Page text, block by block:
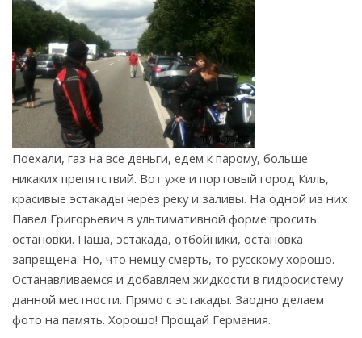
Поехали, газ на все деньги, едем к парому, больше
никаких препятствий. Вот уже и портовый город Киль,
красивые эстакады через реку и заливы. На одной из них
Павел Григорьевич в ультимативной форме просить
остановки. Паша, эстакада, отбойники, остановка
запрещена. Но, что немцу смерть, то русскому хорошо.
Останавливаемся и добавляем жидкости в гидросистему
данной местности. Прямо с эстакады. Заодно делаем
фото на память. Хорошо! Прощай Германия.